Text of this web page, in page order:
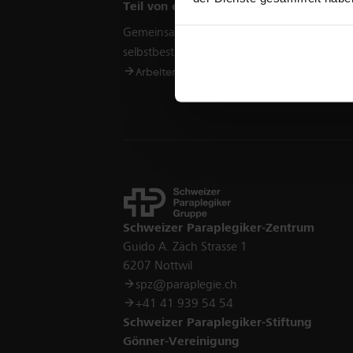
Teil von etwas Grösserem werden in
Gemeinsam mit mehr als 2000
selbstbestimmtes Leben ermöglichen.
Arbeiten bei uns
Kontakt
Schweizer Paraplegiker-Zentrum
Guido A. Zäch Strasse 1
6207 Nottwil
spz@paraplegie.ch
+41 41 939 54 54
Schweizer Paraplegiker-Stiftung
Gönner-Vereinigung